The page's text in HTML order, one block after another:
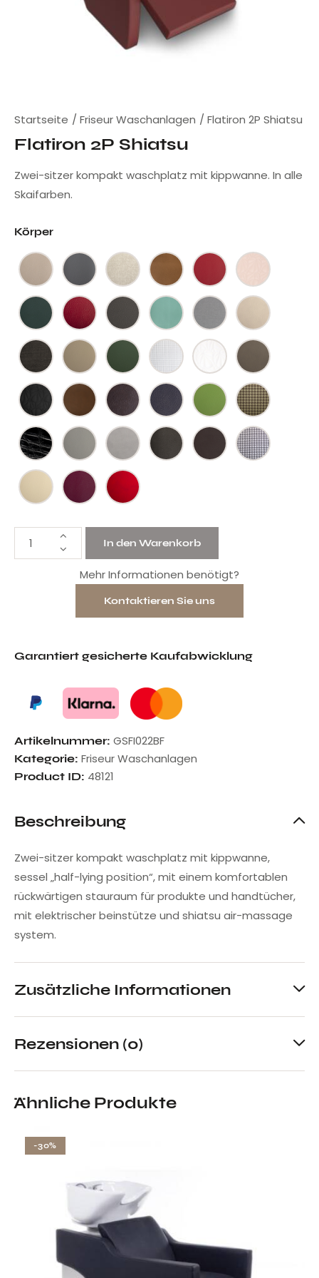
Startseite Friseur Waschanlagen Flatiron 2P Shiatsu
Flatiron 2P Shiatsu
Zwei-sitzer kompakt waschplatz mit kippwanne. In alle
Skaifarben.
Körper
In den Warenkorb
Mehr Informationen benötigt?
Kontaktieren Sie uns
Garantiert gesicherte Kaufabwicklung
Artikelnummer: GSFI022BF
Kategorie: Friseur Waschanlagen
Product ID: 48121
Beschreibung
Zwei-sitzer kompakt waschplatz mit kippwanne,
sessel „half-lying position“, mit einem komfortablen
rückwärtigen stauraum für produkte und handtücher,
mit elektrischer beinstütze und shiatsu air-massage
system.
Zusätzliche Informationen
Rezensionen (0)
Ähnliche Produkte
-30%